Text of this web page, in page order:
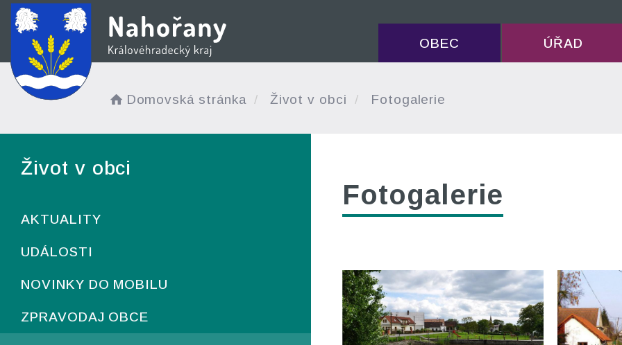
OBEC ÚŘAD
Domovská stránka Život v obci Fotogalerie
Život v obci
AKTUALITY
UDÁLOSTI
NOVINKY DO MOBILU
ZPRAVODAJ OBCE
Fotogalerie